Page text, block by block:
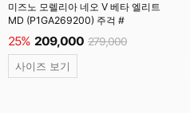
미즈노 모렐리아 네오 V 베타 엘리트
MD (P1GA269200) 주걱 #
25% 209,000 279,000
사이즈 보기